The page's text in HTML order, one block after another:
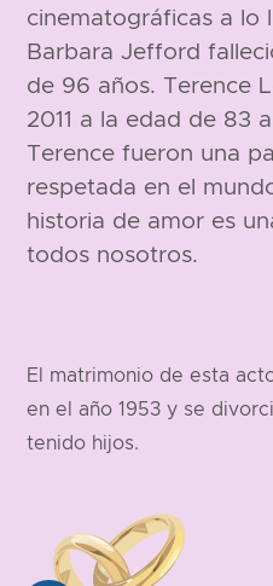
cinematográficas a lo
Barbara Jefford
de 96 años. Terence
2011 a la edad de 83
Terence fueron una
respetada en el
historia de amor es
todos nosotros.
El matrimonio de esta
en el año 1953 y se
tenido hijos.